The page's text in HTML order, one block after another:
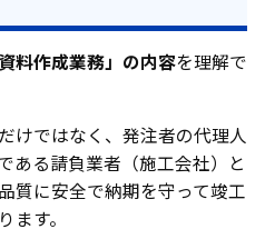
料作成業務」の内容を理解で
けではなく、発注者の代理人
ある請負業者（施工会社）と
質に安全で納期を守って竣工
す。